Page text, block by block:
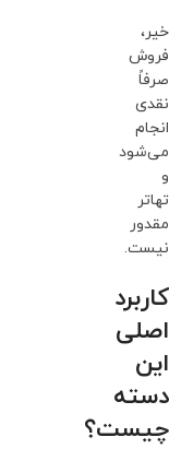
خیر،
فروش
صرفاً
نقدی
انجام
می‌شود
و
تهاتر
مقدور
نیست.
کاربرد
اصلی
این
دسته
چیست؟